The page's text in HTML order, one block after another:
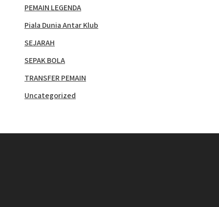
PEMAIN LEGENDA
Piala Dunia Antar Klub
SEJARAH
SEPAK BOLA
TRANSFER PEMAIN
Uncategorized